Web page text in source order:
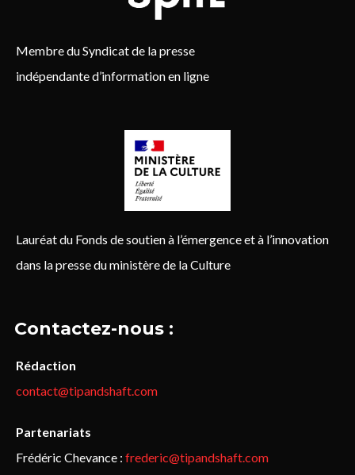
Membre du Syndicat de la presse
indépendante d’information en ligne
Lauréat du Fonds de soutien à l’émergence et à l’innovation
dans la presse du ministère de la Culture
Contactez-nous :
Rédaction
contact@tipandshaft.com
Partenariats
Frédéric Chevance : frederic@tipandshaft.com